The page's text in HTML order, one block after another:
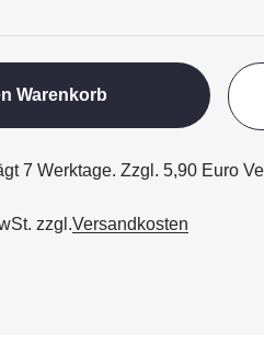
Warenkorb
7 Werktage. Zzgl. 5,90 Euro
zzgl.Versandkosten